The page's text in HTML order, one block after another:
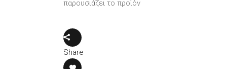
παρουσιάζει το προϊόν
Share